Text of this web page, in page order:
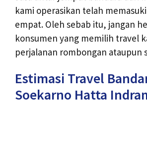
kami operasikan telah
empat. Oleh sebab itu, jangan
konsumen yang memilih travel
perjalanan rombongan ataupun
Estimasi Travel
Soekarno Hatta